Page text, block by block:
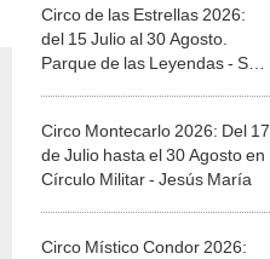
Circo de las Estrellas 2026:
del 15 Julio al 30 Agosto.
Parque de las Leyendas - San
Circo Montecarlo 2026: Del 17
de Julio hasta el 30 Agosto en
Círculo Militar - Jesús María
Circo Místico Condor 2026: